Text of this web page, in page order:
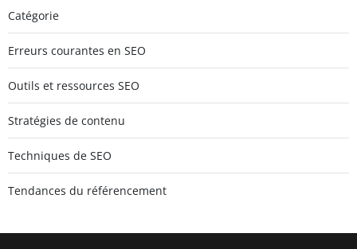
Catégorie
Erreurs courantes en SEO
Outils et ressources SEO
Stratégies de contenu
Techniques de SEO
Tendances du référencement